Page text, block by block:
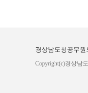
경상남도청공무원
Copyright(c)경상남